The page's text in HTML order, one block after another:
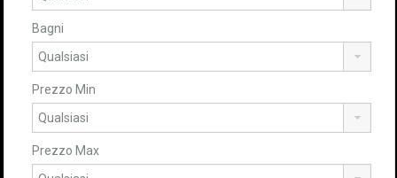
Bagni
Prezzo Min
Prezzo Max